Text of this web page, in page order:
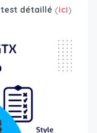
test détaillé (ici)